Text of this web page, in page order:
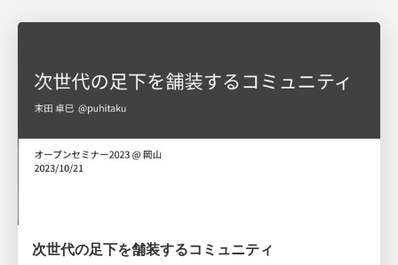
次世代の足下を舗装するコミュニティ